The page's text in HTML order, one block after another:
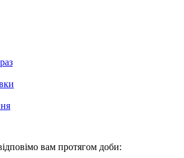
вам протягом доби: